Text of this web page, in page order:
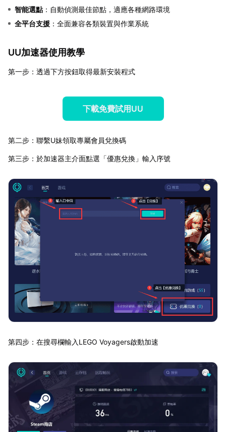
智能選點：自動偵測最佳節點，適應各種網路環境
全平台支援 ：全面兼容各類裝置與作業系統
UU加速器使用教學
第一步：透過下方按鈕取得最新安裝程式
下載免費試用UU
第二步：聯繫U妹領取專屬會員兌換碼
第三步：於加速器主介面點選「優惠兌換」輸入序號
第四步：在搜尋欄輸入LEGO Voyagers啟動加速